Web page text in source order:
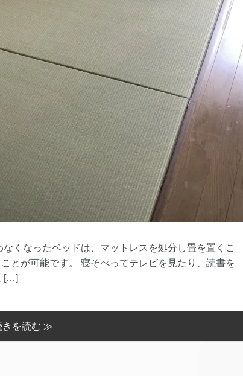
くなったベッドは、マットレスを処分し畳を置くこ
とが可能です。 寝そべってテレビを見たり、読書を
[…]
きを読む ≫